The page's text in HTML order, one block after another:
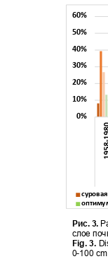
60%
50%
40%
30%
20%
10%
0%
суровая
Рис. 3.
слое
Fig. 3.
0-100